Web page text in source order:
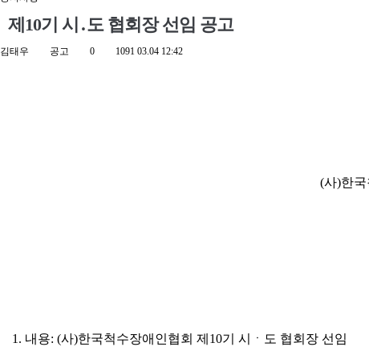
제10기 시․도 협회장 선임 공고
김태우 공고 0 1091 03.04 12:42
(사)한국
1. 내용: (사)한국척수장애인협회 제 10기 시ㆍ도 협회장 선임